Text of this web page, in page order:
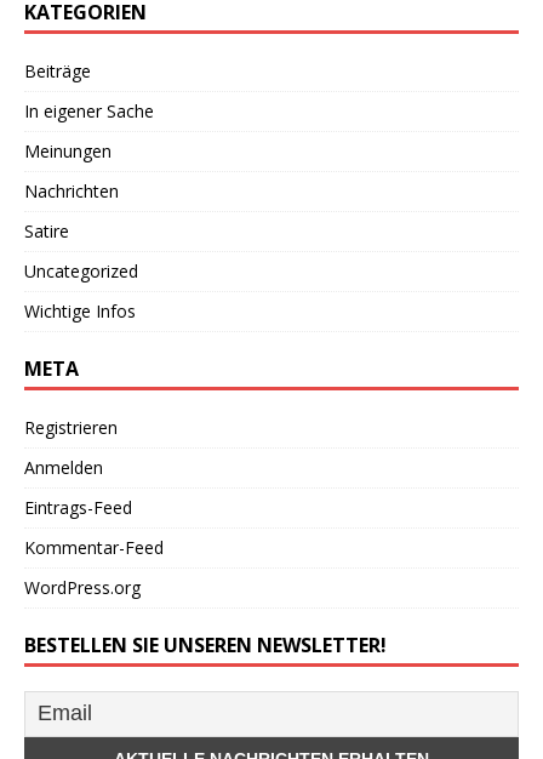
KATEGORIEN
Beiträge
In eigener Sache
Meinungen
Nachrichten
Satire
Uncategorized
Wichtige Infos
META
Registrieren
Anmelden
Eintrags-Feed
Kommentar-Feed
WordPress.org
BESTELLEN SIE UNSEREN NEWSLETTER!